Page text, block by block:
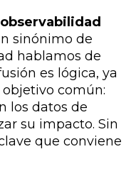
observabilidad
sinónimo de
hablamos de
es lógica, ya
común:
los datos de
su impacto. Sin
que conviene